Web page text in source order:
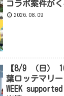
コラボ案件が
2026.08.09
【8/9 （日）
葉ロッテマリー
WEEK